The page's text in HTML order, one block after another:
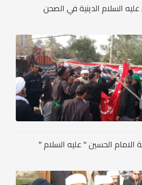
السلام الدينية في الصحن
الحسين " عليه السلام "